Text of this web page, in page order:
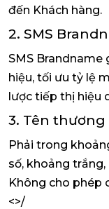
đến Khách hàng.
2. SMS
SMS Brandname
hiệu, tối ưu tỷ lệ
lược tiếp thị hiệu
3. Tên
Phải trong
số, khoảng trắng,
Không cho phép
<>/